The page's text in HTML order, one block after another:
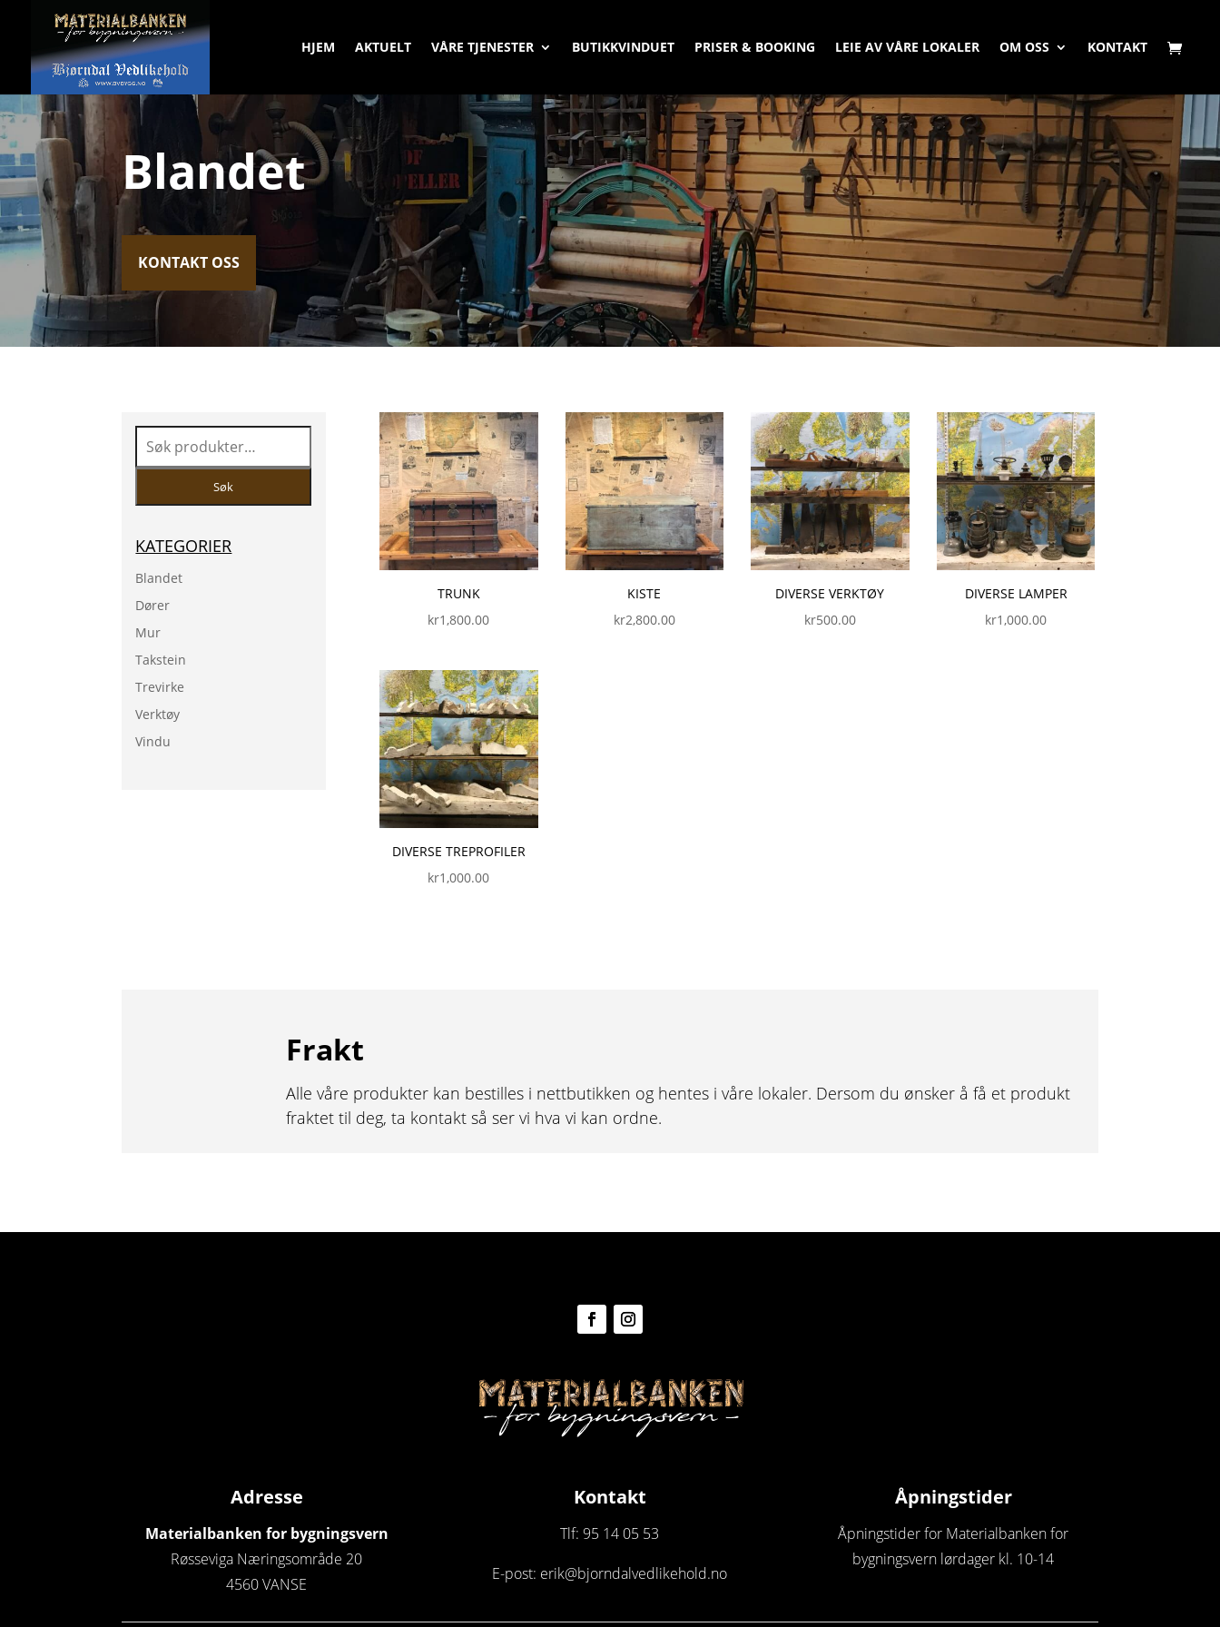
HJEM AKTUELT VÅRE TJENESTER BUTIKKVINDUET PRISER & BOOKING LEIE AV VÅRE LOKALER OM OSS KONTAKT
Blandet
KONTAKT OSS
etter:
Søk
KATEGORIER
Blandet
Dører
Mur
Takstein
Trevirke
Verktøy
Vindu
TRUNK
kr1,800.00
KISTE
kr2,800.00
DIVERSE VERKTØY
kr500.00
DIVERSE LAMPER
kr1,000.00
DIVERSE TREPROFILER
kr1,000.00
Frakt
Alle våre produkter kan bestilles i nettbutikken og hentes i våre lokaler. Dersom du ønsker å få et produkt
fraktet til deg, ta kontakt så ser vi hva vi kan ordne.
Adresse
Materialbanken for bygningsvern
Røsseviga Næringsområde 20
4560 VANSE
Kontakt
Tlf: 95 14 05 53
E-post: erik@bjorndalvedlikehold.no
Åpningstider
Åpningstider for Materialbanken for
bygningsvern lørdager kl. 10-14